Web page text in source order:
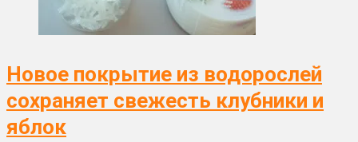
Новое покрытие из водорослей
сохраняет свежесть клубники и
яблок